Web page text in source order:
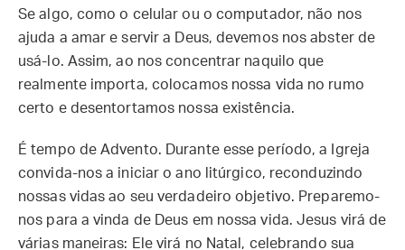
Se algo, como o celular ou o computador, não nos
ajuda a amar e servir a Deus, devemos nos abster de
usá-lo. Assim, ao nos concentrar naquilo que
realmente importa, colocamos nossa vida no rumo
certo e desentortamos nossa existência.
É tempo de Advento. Durante esse período, a Igreja
convida-nos a iniciar o ano litúrgico, reconduzindo
nossas vidas ao seu verdadeiro objetivo. Preparemo-
nos para a vinda de Deus em nossa vida. Jesus virá de
várias maneiras: Ele virá no Natal, celebrando sua